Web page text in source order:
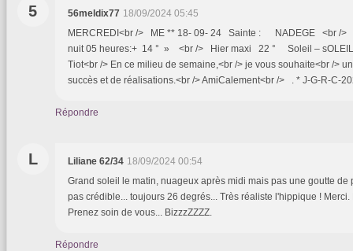
5 56meldix77 18/09/2024 05:45
MERCREDI<br /> ME ** 18- 09- 24 Sainte : NADEGE <br />
nuit 05 heures:+ 14 ° » <br /> Hier maxi 22 ° Soleil – sOLEIL
Tiot<br /> En ce milieu de semaine,<br /> je vous souhaite<br />
succès et de réalisations.<br /> AmiCalement<br /> . * J-G-R-C-
Répondre
L Liliane 62/34 18/09/2024 00:54
Grand soleil le matin, nuageux après midi mais pas une goutte de
pas crédible... toujours 26 degrés... Très réaliste l'hippique !
Prenez soin de vous... BizzzZZZZ.
Répondre